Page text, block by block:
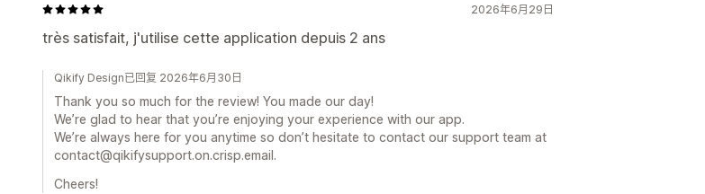
2026年6月29日
très satisfait, j'utilise cette application depuis 2 ans
Qikify Design已回复 2026年6月30日
Thank you so much for the review! You made our day!
We’re glad to hear that you’re enjoying your experience with our app.
We’re always here for you anytime so don’t hesitate to contact our support team at
contact@qikifysupport.on.crisp.email.
Cheers!